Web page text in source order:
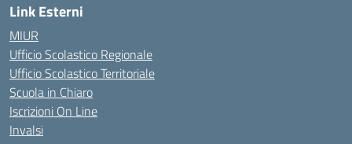
Link Esterni
MIUR
Ufficio Scolastico Regionale
Ufficio Scolastico Territoriale
Scuola in Chiaro
Iscrizioni On Line
Invalsi